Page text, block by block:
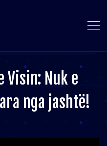
Visin: Nuk e
nga jashtë!